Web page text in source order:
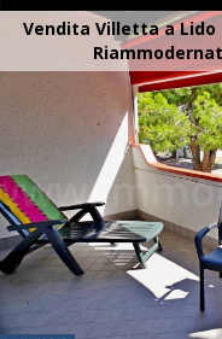
Vendita Villetta a Lido